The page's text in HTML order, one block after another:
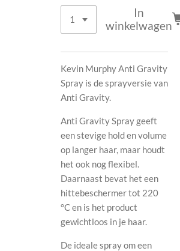
In
winkelwagen
Kevin Murphy Anti Gravity
Spray is de sprayversie van
Anti Gravity.
Anti Gravity Spray geeft
een stevige hold en volume
op langer haar, maar houdt
het ook nog flexibel.
Daarnaast bevat het een
hittebeschermer tot 220
°C en is het product
gewichtloos in je haar.
De ideale spray om een